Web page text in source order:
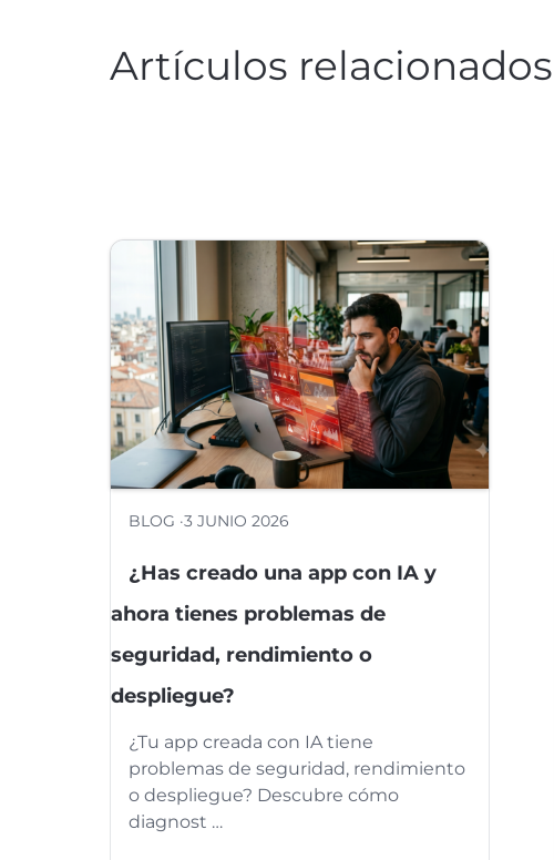
Artículos relacionados
BLOG ·3 JUNIO 2026
¿Has creado una app con IA y
ahora tienes problemas de
seguridad, rendimiento o
despliegue?
¿Tu app creada con IA tiene
problemas de seguridad, rendimiento
o despliegue? Descubre cómo
diagnost …